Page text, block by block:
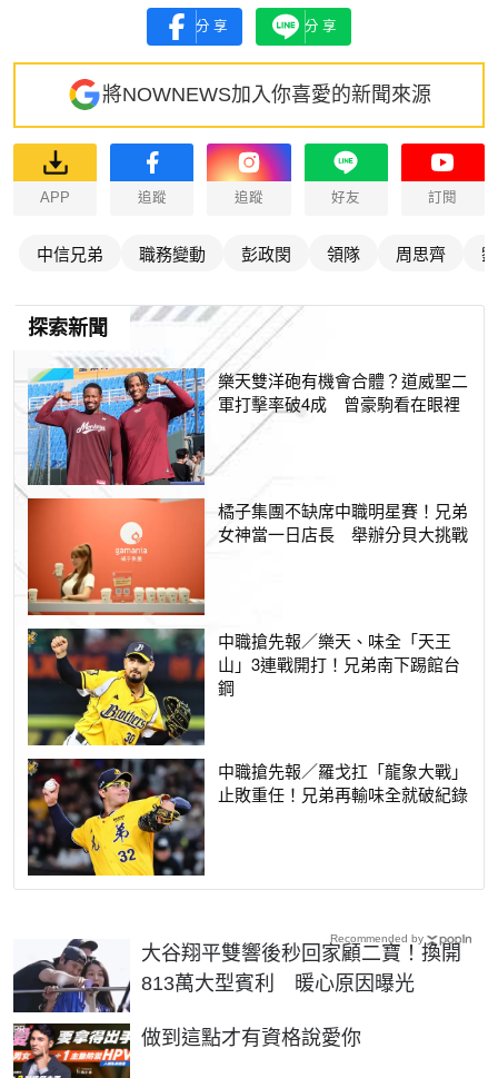
分享 分享
將NOWNEWS加入你喜愛的新聞來源
APP 追蹤 追蹤 好友 訂閱
中信兄弟 職務變動 彭政閔 領隊 周思齊
探索新聞
樂天雙洋砲有機會合體？道威聖二
軍打擊率破4成 曾豪駒看在眼裡
橘子集團不缺席中職明星賽！兄弟
女神當一日店長 舉辦分貝大挑戰
中職搶先報／樂天、味全「天王
山」3連戰開打！兄弟南下踢館台
鋼
中職搶先報／羅戈扛「龍象大戰」
止敗重任！兄弟再輸味全就破紀錄
大谷翔平雙響後秒回家顧二寶！換開
813萬大型賓利 暖心原因曝光
做到這點才有資格說愛你
PR
Recommended by